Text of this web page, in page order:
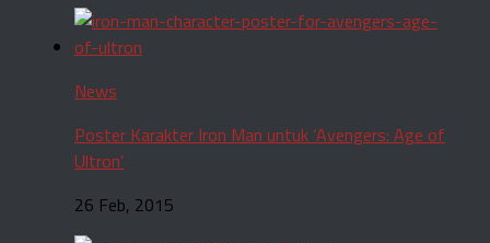
News
Poster Karakter Iron Man untuk ‘Avengers: Age of
Ultron’
26 Feb, 2015